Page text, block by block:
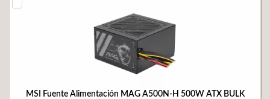
MSI Fuente Alimentación MAG A500N-H 500W ATX BULK